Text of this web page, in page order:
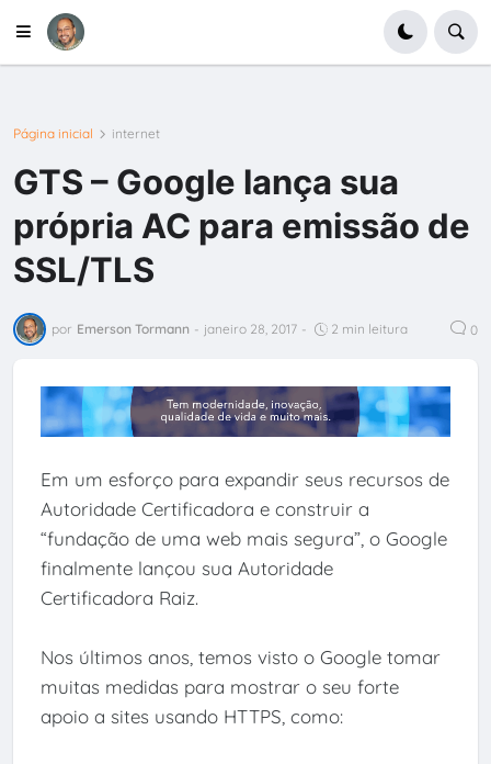
Página inicial internet
GTS – Google lança sua
própria AC para emissão de
SSL/TLS
por Emerson Tormann - janeiro 28, 2017 - 2 min leitura 0
Em um esforço para expandir seus recursos de
Autoridade Certificadora e construir a
“fundação de uma web mais segura”, o Google
finalmente lançou sua Autoridade
Certificadora Raiz.
Nos últimos anos, temos visto o Google tomar
muitas medidas para mostrar o seu forte
apoio a sites usando HTTPS, como: